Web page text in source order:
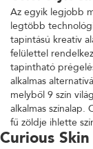
Az egyik legjobb
legtöbb
tapintású kreatív
felülettel
tapintható
alkalmas
melyből 9 szín
alkalmas
fű zöldje ihlette
Curious Skin